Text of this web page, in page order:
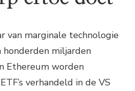
van marginale technologie
honderden miljarden
Ethereum worden
verhandeld in de VS